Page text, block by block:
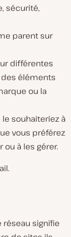
sécurité,
parent sur
différentes
des éléments
ou la
souhaiteriez à
vous préférez
à les gérer.
signifie